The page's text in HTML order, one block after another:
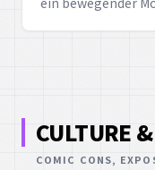
CULTURE
COMIC CONS,